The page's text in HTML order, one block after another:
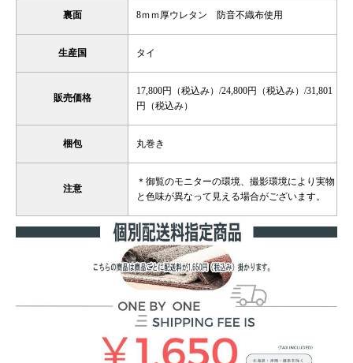
裏面 8ｍｍ厚ウレタン 防音不織布使用
生産国 タイ
販売価格
17,800円（税込み）/24,800円（税込み）/31,801
円（税込み）
梱包 丸巻き
注意
＊御覧のモニターの環境、撮影環境により実物
と色味が異なって見える場合がございます。